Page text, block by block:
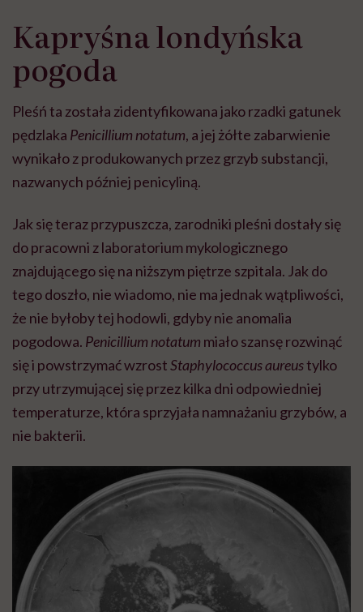
Kapryśna londyńska
pogoda
Pleśń ta została zidentyfikowana jako rzadki gatunek
pędzlaka Penicillium notatum, a jej żółte zabarwienie
wynikało z produkowanych przez grzyb substancji,
nazwanych później penicyliną.
Jak się teraz przypuszcza, zarodniki pleśni dostały się
do pracowni z laboratorium mykologicznego
znajdującego się na niższym piętrze szpitala. Jak do
tego doszło, nie wiadomo, nie ma jednak wątpliwości,
że nie byłoby tej hodowli, gdyby nie anomalia
pogodowa. Penicillium notatum miało szansę rozwinąć
się i powstrzymać wzrostStaphylococcus aureustylko
przy utrzymującej się przez kilka dni odpowiedniej
temperaturze, która sprzyjała namnażaniu grzybów, a
nie bakterii.